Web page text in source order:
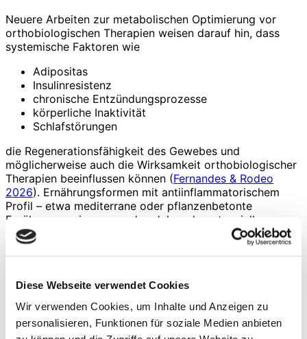
Diese Webseite verwendet Cookies
Wir verwenden Cookies, um Inhalte und Anzeigen zu
personalisieren, Funktionen für soziale Medien anbieten
Neuere Arbeiten zur metabolischen Optimierung vor
orthobiologischen Therapien weisen darauf hin, dass
systemische Faktoren wie
Adipositas
Insulinresistenz
chronische Entzündungsprozesse
körperliche Inaktivität
Schlafstörungen
die Regenerationsfähigkeit des Gewebes und
möglicherweise auch die Wirksamkeit orthobiologischer
Therapien beeinflussen können (Fernandes & Rodeo
2026). Ernährungsformen mit antiinflammatorischem
Profil – etwa mediterrane oder pflanzenbetonte
Ernährungsweisen – werden daher als potenziell
günstige Rahmenbedingungen diskutiert. Auch hier gilt,
dass die meisten Daten mechanistisch oder indirekt sind
und klinische Studien zur direkten Verbesserung von
Fernandes & Rodeo 2026).
Fazit